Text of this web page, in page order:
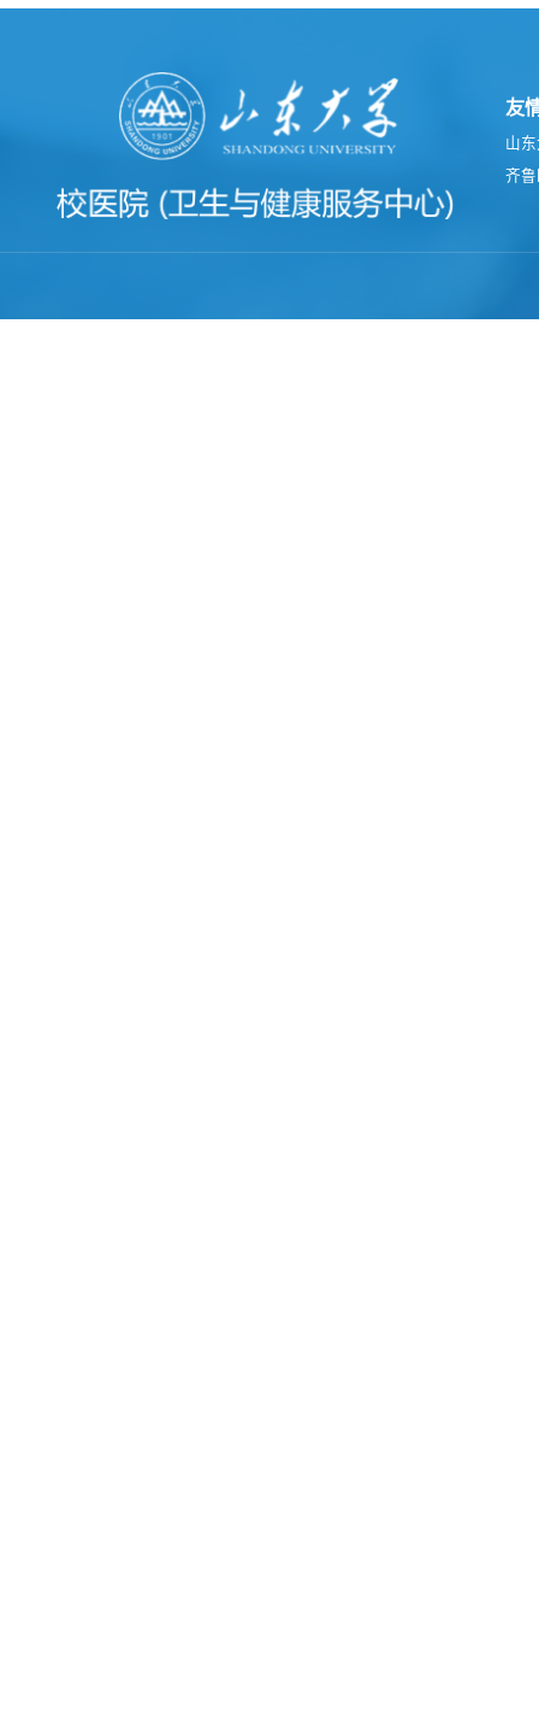
友
山
齐